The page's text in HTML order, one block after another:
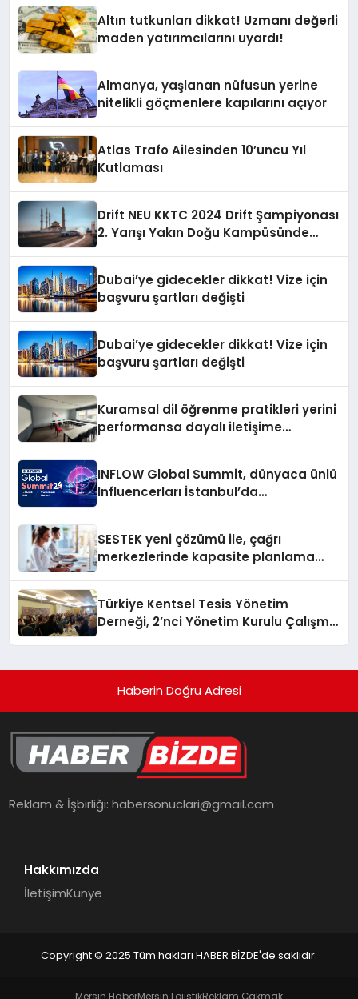
Altın tutkunları dikkat! Uzmanı değerli
maden yatırımcılarını uyardı!
Almanya, yaşlanan nüfusun yerine
nitelikli göçmenlere kapılarını açıyor
Atlas Trafo Ailesinden 10’uncu Yıl
Kutlaması
Drift NEU KKTC 2024 Drift Şampiyonası
2. Yarışı Yakın Doğu Kampüsünde
Dubai’ye gidecekler dikkat! Vize için
başvuru şartları değişti
Dubai’ye gidecekler dikkat! Vize için
başvuru şartları değişti
Kuramsal dil öğrenme pratikleri yerini
performansa dayalı iletişime
INFLOW Global Summit, dünyaca ünlü
Influencerları İstanbul’da
SESTEK yeni çözümü ile, çağrı
merkezlerinde kapasite planlama
Türkiye Kentsel Tesis Yönetim
Derneği, 2’nci Yönetim Kurulu Çalışma
Haberin Doğru Adresi
Reklam & İşbirliği:habersonuclari@gmail.com
Hakkımızda
İletişimKünye
Copyright © 2025 Tüm hakları HABER BİZDE'de saklıdır.